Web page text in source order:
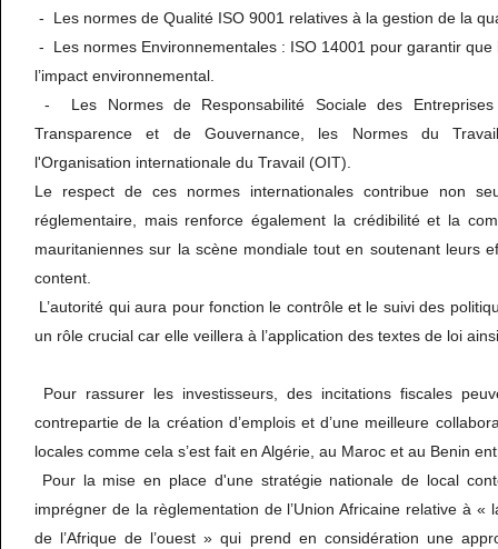
- Les normes de Qualité ISO 9001 relatives à la gestion de la
- Les normes Environnementales : ISO 14001 pour garantir
l’impact environnemental.
- Les Normes de Responsabilité Sociale des
Transparence et de Gouvernance, les Normes du
l'Organisation internationale du Travail (OIT).
Le respect de ces normes internationales contribue non
réglementaire, mais renforce également la crédibilité et la
mauritaniennes sur la scène mondiale tout en soutenant leurs
content.
L’autorité qui aura pour fonction le contrôle et le suivi des
un rôle crucial car elle veillera à l’application des textes de loi
Pour rassurer les investisseurs, des incitations fiscales
contrepartie de la création d’emplois et d’une meilleure
locales comme cela s’est fait en Algérie, au Maroc et au Benin
Pour la mise en place d'une stratégie nationale de local
imprégner de la règlementation de l’Union Africaine relative à «
de l’Afrique de l’ouest » qui prend en considération une